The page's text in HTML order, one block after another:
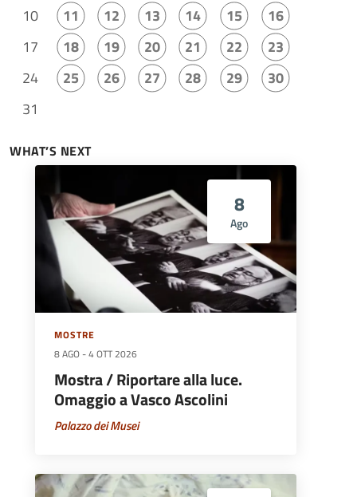
10
11 12 13 14 15
16
17
18 19 20 21 22
23
24
25 26 27 28 29
30
31
WHAT’S NEXT
8
Ago
MOSTRE
8 AGO -4 OTT 2026
Mostra / Riportare alla luce.
Omaggio a Vasco Ascolini
Palazzo dei Musei